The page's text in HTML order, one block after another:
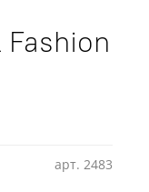
арт. 2483
Fashion